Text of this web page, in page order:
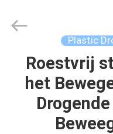
THUIS
PRODUCTEN
Pharmatech
Plastic
Roestvrij
het